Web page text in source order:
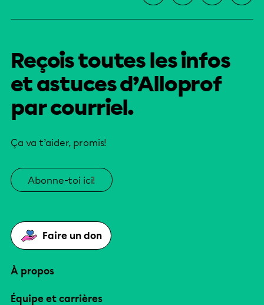
Reçois toutes les infos
et astuces d’Alloprof
par courriel.
Ça va t’aider, promis!
Abonne-toi ici!
Faire un don
À propos
Équipe et carrières